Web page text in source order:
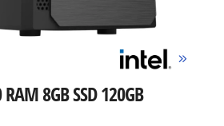
8GB SSD 120GB